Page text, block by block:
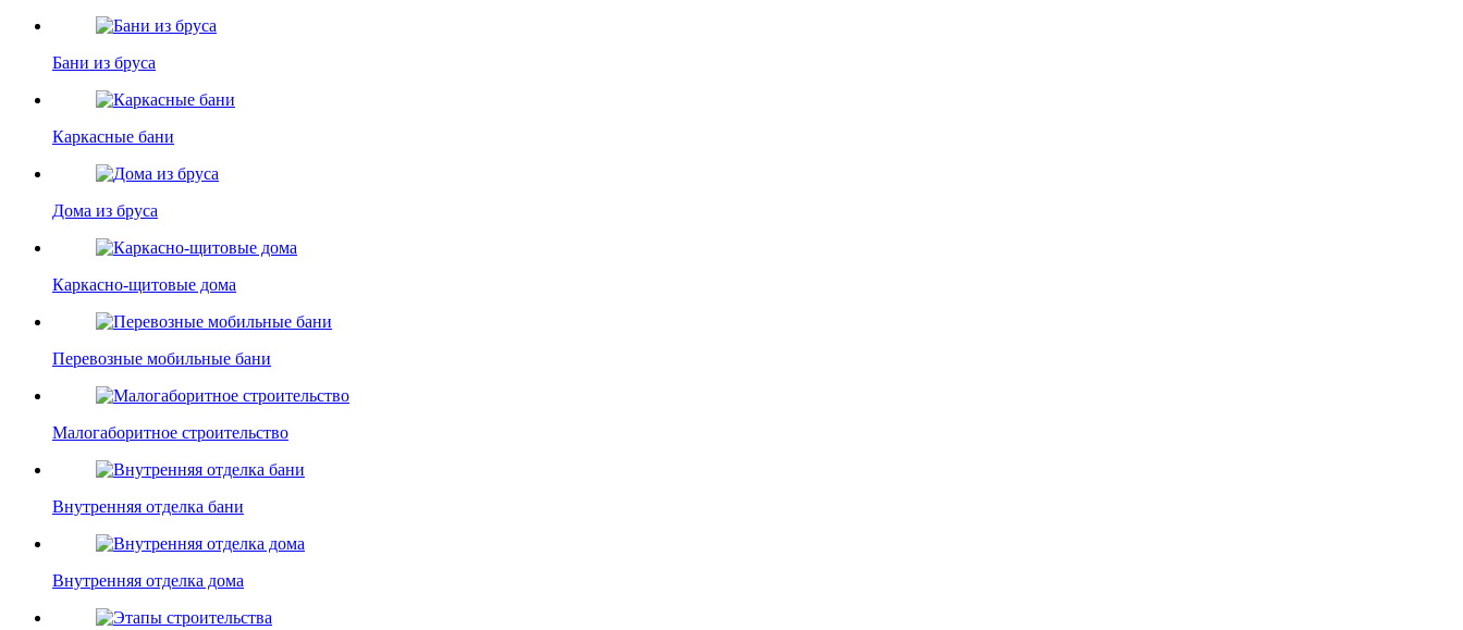
Бани из бруса
Каркасные бани
Дома из бруса
Каркасно-щитовые дома
Перевозные мобильные бани
Малогаборитное строительство
Внутренняя отделка бани
Внутренняя отделка дома